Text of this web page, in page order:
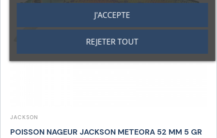
JACKSON
POISSON NAGEUR JACKSON METEORA 52 MM 5 GR
REJETER TOUT
J'ACCEPTE